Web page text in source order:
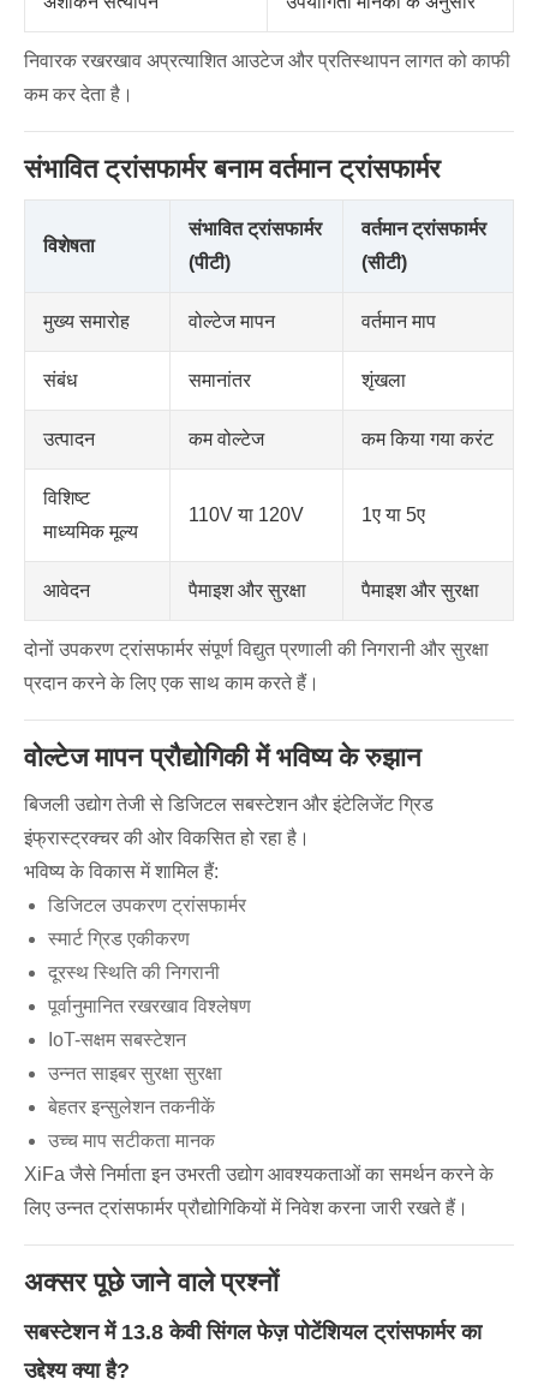
निवारक रखरखाव अप्रत्याशित आउटेज और प्रतिस्थापन लागत को काफी
कम कर देता है।
संभावित ट्रांसफार्मर बनाम वर्तमान ट्रांसफार्मर
विशेषता
संभावित ट्रांसफार्मर
(पीटी)
वर्तमान ट्रांसफार्मर
(सीटी)
मुख्य समारोह वोल्टेज मापन वर्तमान माप
संबंध समानांतर शृंखला
उत्पादन कम वोल्टेज कम किया गया करंट
विशिष्ट
माध्यमिक मूल्य
110V या 120V 1ए या 5ए
आवेदन पैमाइश और सुरक्षा पैमाइश और सुरक्षा
दोनों उपकरण ट्रांसफार्मर संपूर्ण विद्युत प्रणाली की निगरानी और सुरक्षा
प्रदान करने के लिए एक साथ काम करते हैं।
वोल्टेज मापन प्रौद्योगिकी में भविष्य के रुझान
बिजली उद्योग तेजी से डिजिटल सबस्टेशन और इंटेलिजेंट ग्रिड
इंफ्रास्ट्रक्चर की ओर विकसित हो रहा है।
भविष्य के विकास में शामिल हैं:
डिजिटल उपकरण ट्रांसफार्मर
स्मार्ट ग्रिड एकीकरण
दूरस्थ स्थिति की निगरानी
पूर्वानुमानित रखरखाव विश्लेषण
IoT-सक्षम सबस्टेशन
उन्नत साइबर सुरक्षा सुरक्षा
बेहतर इन्सुलेशन तकनीकें
उच्च माप सटीकता मानक
XiFa जैसे निर्माता इन उभरती उद्योग आवश्यकताओं का समर्थन करने के
लिए उन्नत ट्रांसफार्मर प्रौद्योगिकियों में निवेश करना जारी रखते हैं।
अक्सर पूछे जाने वाले प्रश्नों
सबस्टेशन में 13.8 केवी सिंगल फेज़ पोटेंशियल ट्रांसफार्मर का
उद्देश्य क्या है?